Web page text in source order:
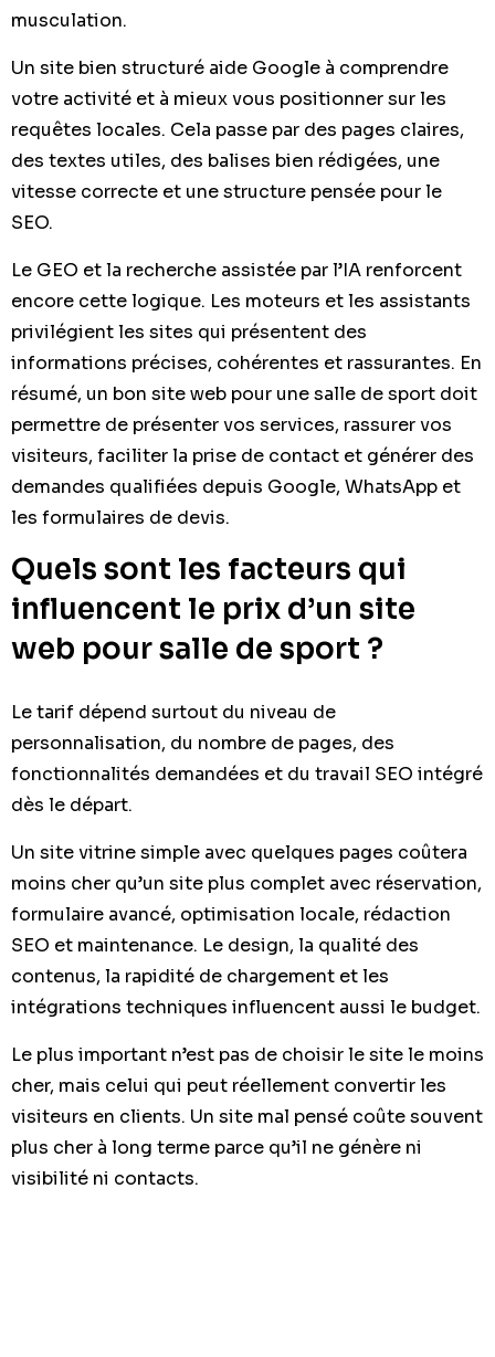
musculation.
Un site bien structuré aide Google à comprendre
votre activité et à mieux vous positionner sur les
requêtes locales. Cela passe par des pages claires,
des textes utiles, des balises bien rédigées, une
vitesse correcte et une structure pensée pour le
SEO.
Le GEO et la recherche assistée par l’IA renforcent
encore cette logique. Les moteurs et les assistants
privilégient les sites qui présentent des
informations précises, cohérentes et rassurantes. En
résumé, un bon site web pour une salle de sport doit
permettre de présenter vos services, rassurer vos
visiteurs, faciliter la prise de contact et générer des
demandes qualifiées depuis Google, WhatsApp et
les formulaires de devis.
Quels sont les facteurs qui
influencent le prix d’un site
web pour salle de sport ?
Le tarif dépend surtout du niveau de
personnalisation, du nombre de pages, des
fonctionnalités demandées et du travail SEO intégré
dès le départ.
Un site vitrine simple avec quelques pages coûtera
moins cher qu’un site plus complet avec réservation,
formulaire avancé, optimisation locale, rédaction
SEO et maintenance. Le design, la qualité des
contenus, la rapidité de chargement et les
intégrations techniques influencent aussi le budget.
Le plus important n’est pas de choisir le site le moins
cher, mais celui qui peut réellement convertir les
visiteurs en clients. Un site mal pensé coûte souvent
plus cher à long terme parce qu’il ne génère ni
visibilité ni contacts.